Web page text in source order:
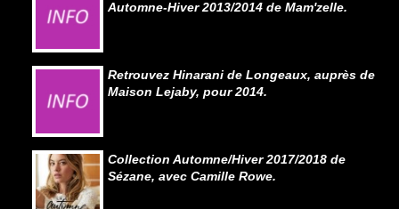
Automne-Hiver 2013/2014 de Mam'zelle.
Retrouvez Hinarani de Longeaux, auprès de
Maison Lejaby, pour 2014.
Collection Automne/Hiver 2017/2018 de
Sézane, avec Camille Rowe.